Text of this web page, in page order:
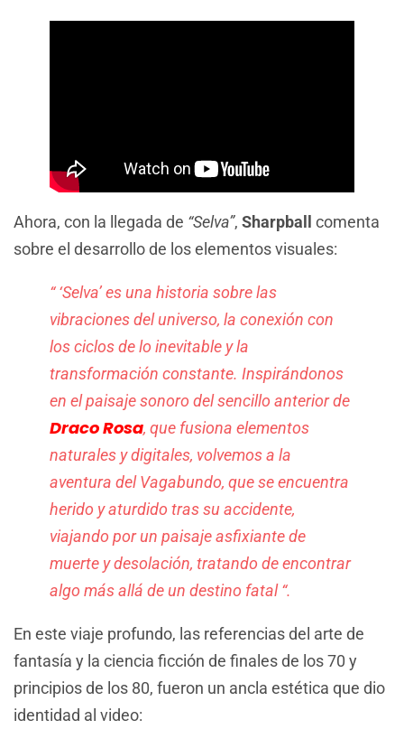
Ahora, con la llegada de “Selva”, Sharpball
comenta
sobre el desarrollo de los elementos visuales:
“ ‘Selva’ es una historia sobre las
vibraciones del universo, la conexión con
los ciclos de lo inevitable y la
transformación constante. Inspirándonos
en el paisaje sonoro del sencillo anterior de
Draco Rosa, que fusiona elementos
naturales y digitales, volvemos a la
aventura del Vagabundo, que se encuentra
herido y aturdido tras su accidente,
viajando por un paisaje asfixiante de
muerte y desolación, tratando de encontrar
algo más allá de un destino fatal “.
En este viaje profundo, las referencias del arte de
fantasía y la ciencia ficción de finales de los 70 y
principios de los 80, fueron un ancla estética que dio
identidad al video: